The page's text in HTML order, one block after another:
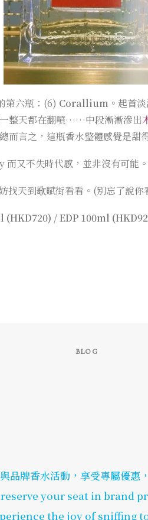
第六瓶：(6) Corallium 。起首
整天都在翻噴……中段漸漸滲出
而言之，這瓶香水整體感覺是甜
又不失時代感，並非沒有可能。
天到歌賦街看看。(別忘了說
/ EDP 100ml
BLOG
品牌香水活動，享受專屬優
your seat in brand
the joy of sniffing